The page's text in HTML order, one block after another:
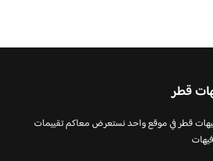
قطر
قطر في موقع واحد نستعرض معاكم تقييمات